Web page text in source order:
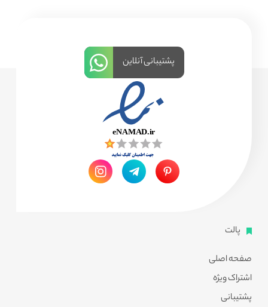
پالت
صفحه اصلی
اشتراک ویژه
پشتیبانی
پشتیبانی آنلاین